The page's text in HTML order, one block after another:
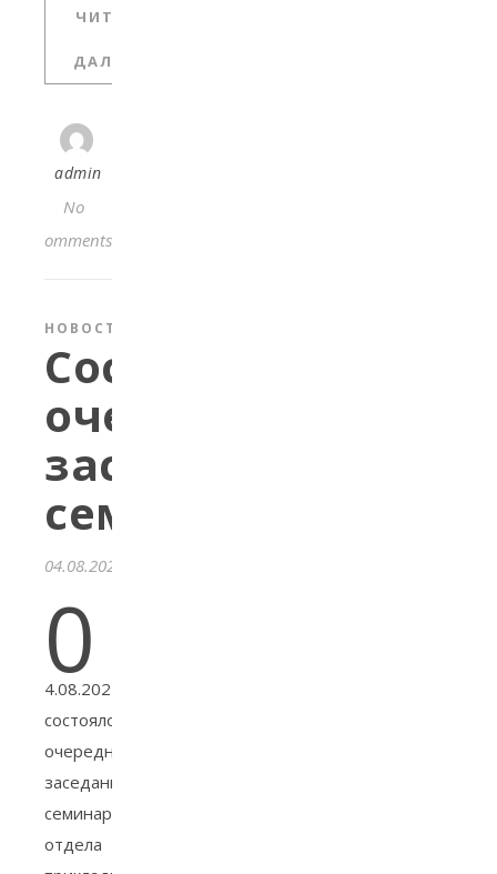
ЧИТАТЬ
ДАЛЬШЕ
admin
No
Comments
НОВОСТИ
Состоялось
очередное
заседание
семинара
04.08.2021
0
4.08.2021
состоялось
очередное
заседание
семинара
отдела